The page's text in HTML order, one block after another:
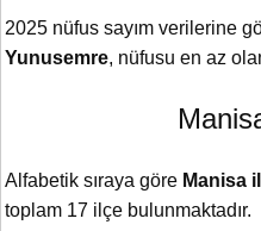
2025 nüfus sayım verilerine
Yunusemre, nüfusu en az
Alfabetik sıraya göre Manisa
toplam 17 ilçe bulunmaktadır.